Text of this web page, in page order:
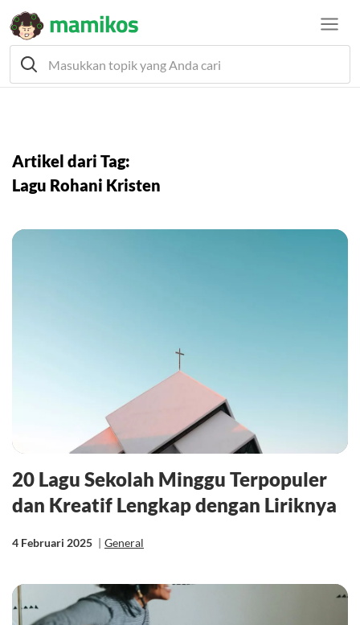
Artikel dari Tag:
Lagu Rohani Kristen
20 Lagu Sekolah Minggu Terpopuler
dan Kreatif Lengkap dengan Liriknya
4 Februari 2025 | General